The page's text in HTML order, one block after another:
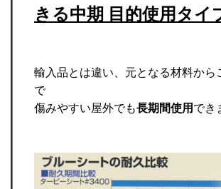
きる中期 目的使用タイ
輸入品とは違い、元となる材料から
で
傷みやすい屋外でも長期間使用でき